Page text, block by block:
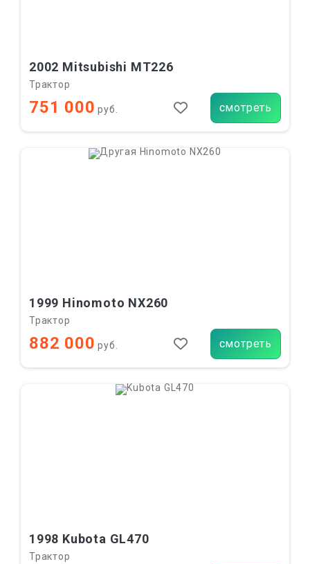
2002 Mitsubishi MT226
Трактор
751 000 руб. смотреть
1999 Hinomoto NX260
Трактор
882 000 руб. смотреть
1998 Kubota GL470
Трактор